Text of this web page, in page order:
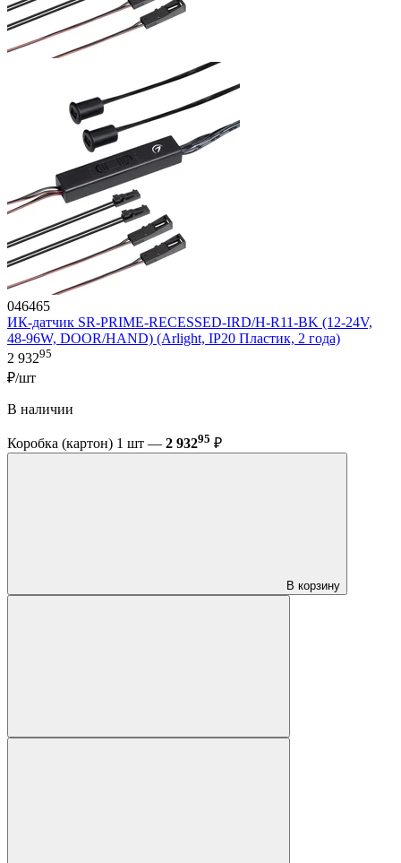
046465
ИК-датчик SR-PRIME-RECESSED-IRD/H-R11-BK (12-24V,
48-96W, DOOR/HAND) (Arlight, IP20 Пластик, 2 года)
2 93295
₽/шт
В наличии
Коробка (картон) 1 шт — 2 93295 ₽
В корзину